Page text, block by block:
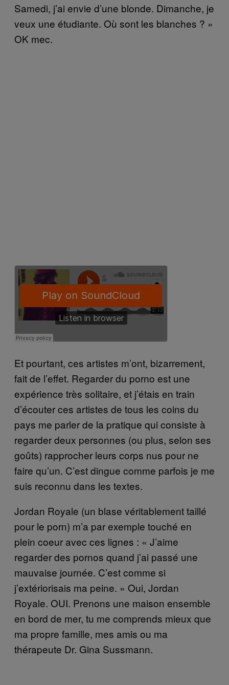
Samedi, j’ai envie d’une blonde. Dimanche, je
veux une étudiante. Où sont les blanches ? »
OK mec.
Et pourtant, ces artistes m’ont, bizarrement,
fait de l’effet. Regarder du porno est une
expérience très solitaire, et j’étais en train
d’écouter ces artistes de tous les coins du
pays me parler de la pratique qui consiste à
regarder deux personnes (ou plus, selon ses
goûts) rapprocher leurs corps nus pour ne
faire qu’un. C’est dingue comme parfois je me
suis reconnu dans les textes.
Jordan Royale (un blase véritablement taillé
pour le porn) m’a par exemple touché en
plein coeur avec ces lignes : « J’aime
regarder des pornos quand j’ai passé une
mauvaise journée. C’est comme si
j’extériorisais ma peine. » Oui, Jordan
Royale. OUI. Prenons une maison ensemble
en bord de mer, tu me comprends mieux que
ma propre famille, mes amis ou ma
thérapeute Dr. Gina Sussmann.